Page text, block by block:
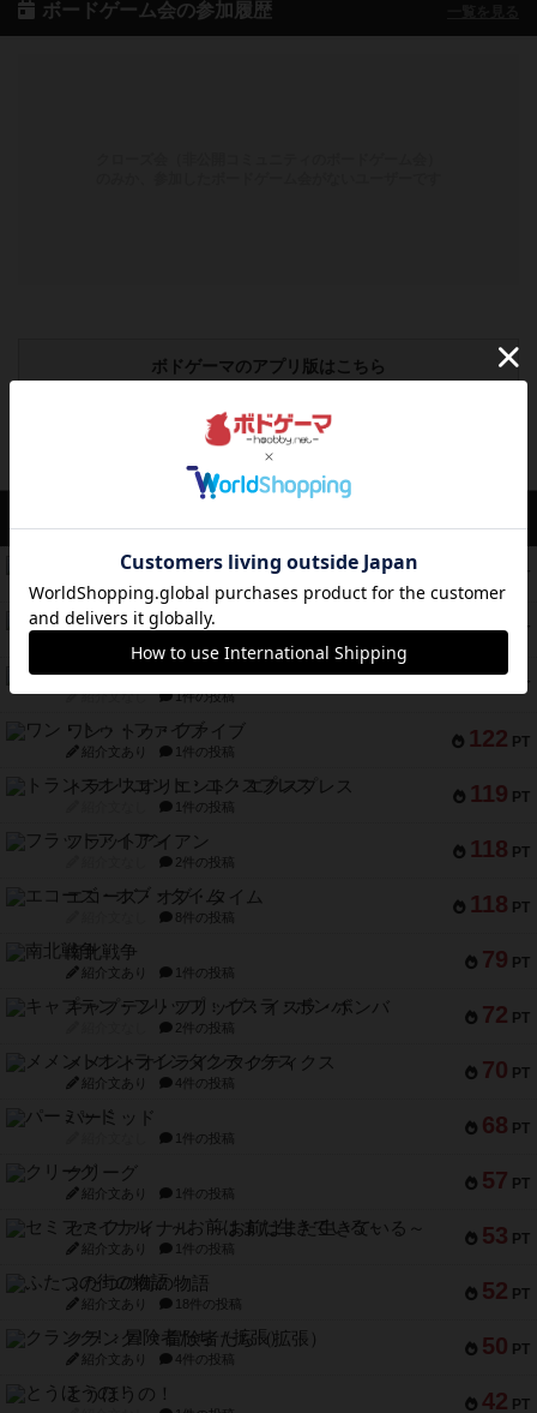
ボードゲーム会の参加履歴
ボドゲーマのアプリ版はこちら
PT
リワイルド：サウスアメリカ
紹介文なし 2件の投稿
170 PT
マーケットフレッシュ
141 PT
ファイアー・ブルズ / 火牛陣
紹介文なし 1件の投稿
122 PT
ワン・トゥ・ファイブ
紹介文あり 1件の投稿
119 PT
トランスオリエント・エクスプレス
1件の投稿
118 PT
フラットアイアン
2件の投稿
118 PT
エコーズ・オブ・タイム
8件の投稿
79 PT
南北戦争
紹介文あり 1件の投稿
72 PT
キャプテン・フリップ：イスラ・ボンバ
2件の投稿
70 PT
メメントオンラインタクティクス
紹介文あり 4件の投稿
68 PT
パーミッド
1件の投稿
57 PT
クリーグ
紹介文あり 1件の投稿
53 PT
セミファイナル ～お前はまだ生きている～
紹介文あり 1件の投稿
52 PT
ふたつの街の物語
紹介文あり 18件の投稿
50 PT
クランク! ：冒険者たち（拡張）
紹介文あり 4件の投稿
42 PT
とうほうの！